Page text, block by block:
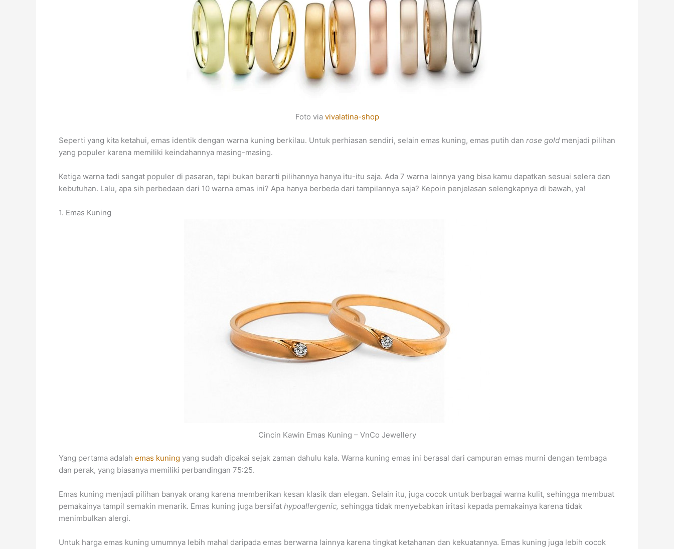
Foto via vivalatina-shop
Seperti yang kita ketahui, emas identik dengan warna kuning berkilau. Untuk perhiasan sendiri, selain emas kuning, emas putih dan rose gold menjadi pilihan
yang populer karena memiliki keindahannya masing-masing.
Ketiga warna tadi sangat populer di pasaran, tapi bukan berarti pilihannya hanya itu-itu saja. Ada 7 warna lainnya yang bisa kamu dapatkan sesuai selera dan
kebutuhan. Lalu, apa sih perbedaan dari 10 warna emas ini? Apa hanya berbeda dari tampilannya saja? Kepoin penjelasan selengkapnya di bawah, ya!
1. Emas Kuning
Cincin Kawin Emas Kuning – VnCo Jewellery
Yang pertama adalah emas kuning yang sudah dipakai sejak zaman dahulu kala. Warna kuning emas ini berasal dari campuran emas murni dengan tembaga
dan perak, yang biasanya memiliki perbandingan 75:25.
Emas kuning menjadi pilihan banyak orang karena memberikan kesan klasik dan elegan. Selain itu, juga cocok untuk berbagai warna kulit, sehingga membuat
pemakainya tampil semakin menarik. Emas kuning juga bersifat hypoallergenic, sehingga tidak menyebabkan iritasi kepada pemakainya karena tidak
menimbulkan alergi.
Untuk harga emas kuning umumnya lebih mahal daripada emas berwarna lainnya karena tingkat ketahanan dan kekuatannya. Emas kuning juga lebih cocok